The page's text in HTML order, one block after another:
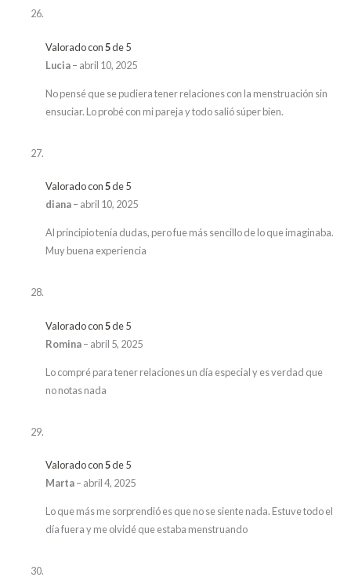
Valorado con5de 5
Lucia– abril 10, 2025
No pensé que se pudiera tener relaciones con la menstruación sin
ensuciar. Lo probé con mi pareja y todo salió súper bien.
Valorado con5de 5
diana– abril 10, 2025
Al principio tenía dudas, pero fue más sencillo de lo que imaginaba.
Muy buena experiencia
Valorado con5de 5
Romina– abril 5, 2025
Lo compré para tener relaciones un día especial y es verdad que
no notas nada
Valorado con5de 5
Marta– abril 4, 2025
Lo que más me sorprendió es que no se siente nada. Estuve todo el
día fuera y me olvidé que estaba menstruando